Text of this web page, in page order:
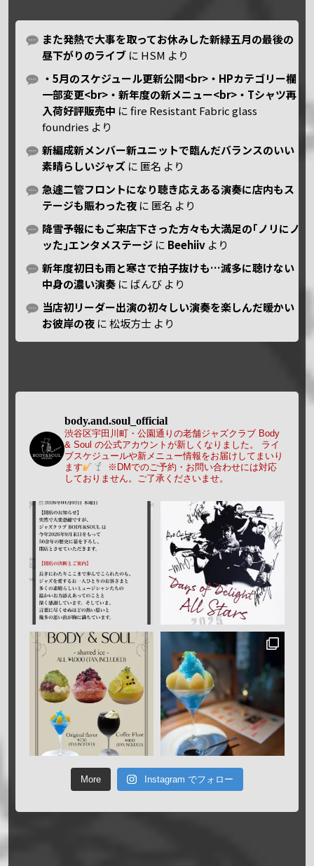
また発熱で大事を取ってお休みした新緑五月の最後の
昼下がりのライブ に HSM より
・5月のスケジュール更新公開<br>・HPカテゴリー欄
一部変更<br>・新年度の新メニュー<br>・Tシャツ再
入荷好評販売中 にfire Resistant Fabric glass
foundries より
新編成新メンバー新ユニットで臨んだバランスのいい
素晴らしいジャズ に 匿名 より
急遽二管フロントになり聴き応えある演奏に店内もス
テージも賑わった夜 に 匿名 より
降雪予報にもご来店下さった方々も大満足の｢ノリにノ
ッた｣エンタメステージ に Beehiiv より
新年度初日も雨と寒さで拍子抜けも…滅多に聴けない
中身の濃い演奏 に ばんび より
当店初リーダー出演の初々しい演奏を楽しんだ暖かい
お彼岸の夜 に松坂方士 より
body.and.soul_official
渋谷区宇田川町・公園通りの老舗ジャズクラブ Body
& Soul の公式アカウントが新しくなりました。
ライ
ブスケジュールや新メニュー情報をお届けしてまいり
ます
※DMでのご予約・お問い合わせには対応
しておりません。ご了承くださいませ。
More Instagram でフォロー